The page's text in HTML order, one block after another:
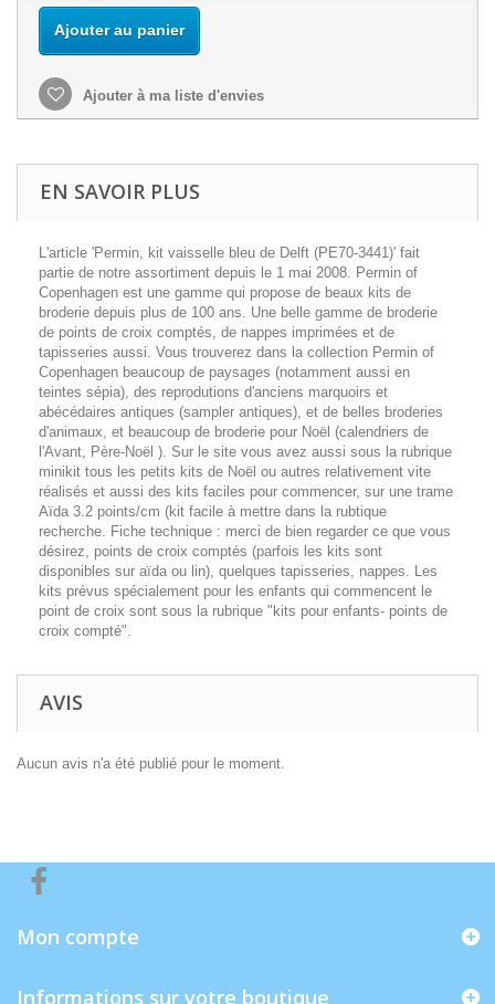
Ajouter au panier
Ajouter à ma liste d'envies
EN SAVOIR PLUS
L'article 'Permin, kit vaisselle bleu de Delft (PE70-3441)' fait
partie de notre assortiment depuis le 1 mai 2008. Permin of
Copenhagen est une gamme qui propose de beaux kits de
broderie depuis plus de 100 ans. Une belle gamme de broderie
de points de croix comptés, de nappes imprimées et de
tapisseries aussi. Vous trouverez dans la collection Permin of
Copenhagen beaucoup de paysages (notamment aussi en
teintes sépia), des reprodutions d'anciens marquoirs et
abécédaires antiques (sampler antiques), et de belles broderies
d'animaux, et beaucoup de broderie pour Noël (calendriers de
l'Avant, Père-Noël ). Sur le site vous avez aussi sous la rubrique
minikit tous les petits kits de Noël ou autres relativement vite
réalisés et aussi des kits faciles pour commencer, sur une trame
Aïda 3.2 points/cm (kit facile à mettre dans la rubtique
recherche. Fiche technique : merci de bien regarder ce que vous
désirez, points de croix comptés (parfois les kits sont
disponibles sur aïda ou lin), quelques tapisseries, nappes. Les
kits prévus spécialement pour les enfants qui commencent le
point de croix sont sous la rubrique "kits pour enfants- points de
croix compté".
AVIS
Aucun avis n'a été publié pour le moment.
Mon compte
Informations sur votre boutique